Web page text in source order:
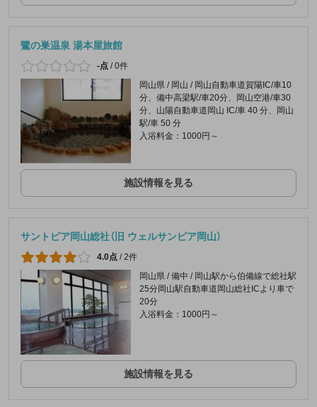
鷺の巣温泉 湯本屋旅館
-点 /0件
岡山県 / 岡山 / 岡山自動車道賀陽IC/車10
分、備中高梁駅/車20分、岡山空港/車30
分、山陽自動車道岡山 IC/車 40 分、岡山
駅/車 50 分
入浴料金：1000円～
施設情報を見る
サントピア岡山総社（旧 ウェルサンピア岡山）
4.0点 / 2件
岡山県 / 備中 / 岡山駅から伯備線で総社駅
25分岡山駅自動車道岡山総社ICより車で
20分
入浴料金：1000円～
施設情報を見る